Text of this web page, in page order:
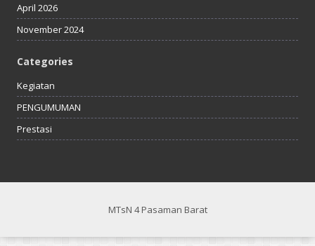
April 2026
November 2024
Categories
Kegiatan
PENGUMUMAN
Prestasi
MTsN 4 Pasaman Barat